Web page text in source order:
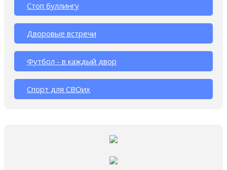
Стоп буллингу
Дворовые встречи
Футбол - в каждый двор
Спорт для СВОих